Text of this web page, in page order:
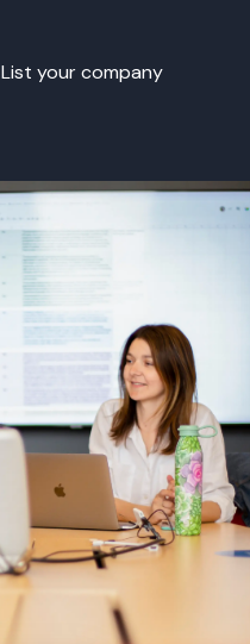
List your company